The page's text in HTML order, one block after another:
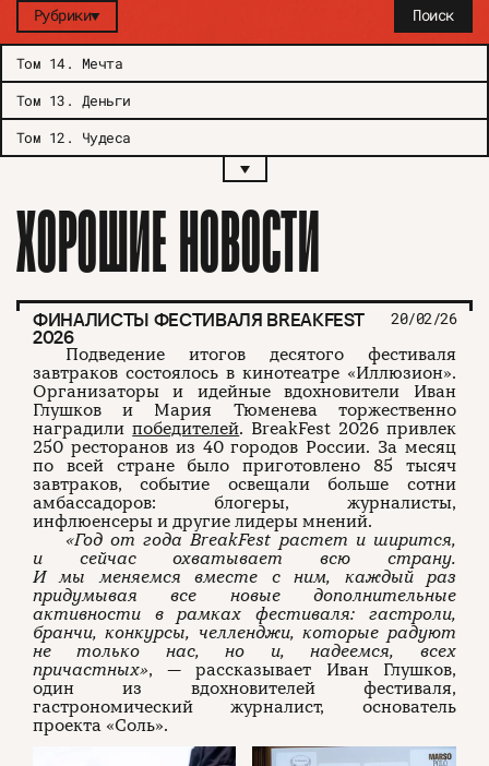
Поиск
Рубрики
Том 14.
Мечта
Том 13 . Деньги
Том 12 . Чудеса
ХОРОШИЕ НОВОСТИ
ФИНАЛИСТЫ ФЕСТИВАЛЯ BREAKFEST
2026
20/02/26
Подведение итогов десятого фестиваля
завтраков состоялось в кинотеатре «Иллюзион».
Организаторы и идейные вдохновители Иван
Глушков и Мария Тюменева торжественно
наградилипобедителей. BreakFest 2026 привлек
250 ресторанов из 40 городов России. За месяц
по всей стране было приготовлено 85 тысяч
завтраков, событие освещали больше сотни
амбассадоров: блогеры, журналисты,
инфлюенсеры и другие лидеры мнений.
«Год от года BreakFest растет и ширится,
и сейчас охватывает всю страну.
И мы меняемся вместе с ним, каждый раз
придумывая все новые дополнительные
активности в рамках фестиваля: гастроли,
бранчи, конкурсы, челленджи, которые радуют
не только нас, но и, надеемся, всех
причастных», — рассказывает Иван Глушков,
один из вдохновителей фестиваля,
гастрономический журналист, основатель
проекта «Соль».